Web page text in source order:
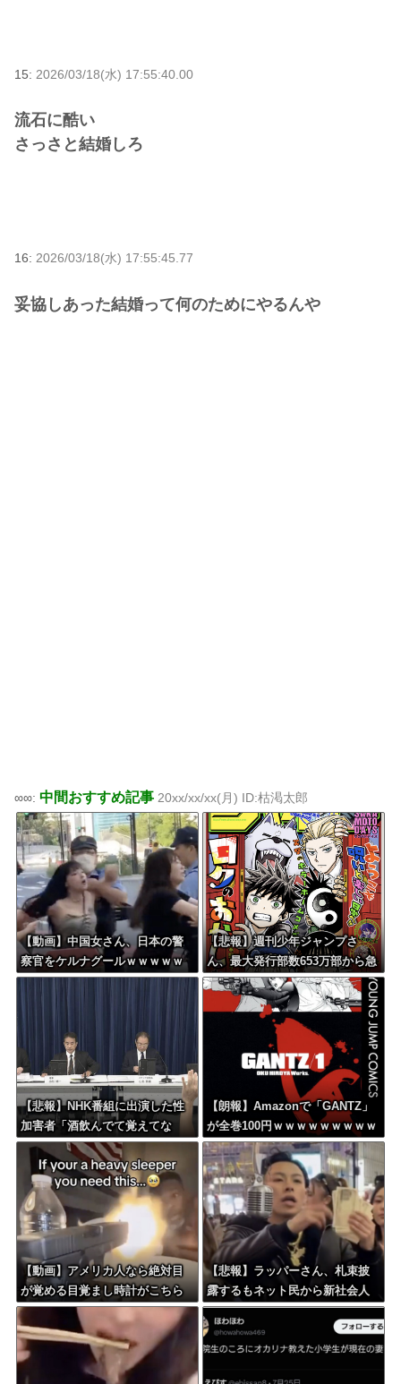
15: 2026/03/18(水) 17:55:40.00
流石に酷い
さっさと結婚しろ
16: 2026/03/18(水) 17:55:45.77
妥協しあった結婚って何のためにやるんや
∞∞: 中間おすすめ記事 20xx/xx/xx(月) ID:枯渇太郎
【動画】中国女さん、日本の警
察官をケルナグールｗｗｗｗｗ
ｗｗｗｗｗｗｗｗｗｗｗｗｗ
【悲報】週刊少年ジャンプさ
ん、最大発行部数653万部から急
降下でついに100万部を割ってし
【悲報】NHK番組に出演した性
加害者「酒飲んでて覚えてな
い」
【朗報】Amazonで「GANTZ」
が全巻100円ｗｗｗｗｗｗｗｗｗ
ｗ
【動画】アメリカ人なら絶対目
が覚める目覚まし時計がこちら
ｗｗｗｗｗ
【悲報】ラッパーさん、札束披
露するもネット民から新社会人
の初ボーナスくらいしかないと
笑われる